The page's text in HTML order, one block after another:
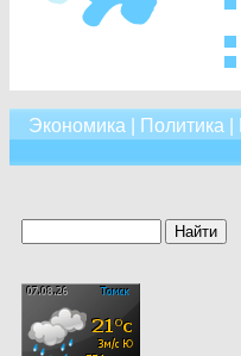
Экономика Политика